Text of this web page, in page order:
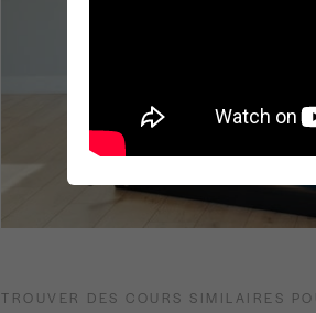
TROUVER DES COURS SIMILAIRES